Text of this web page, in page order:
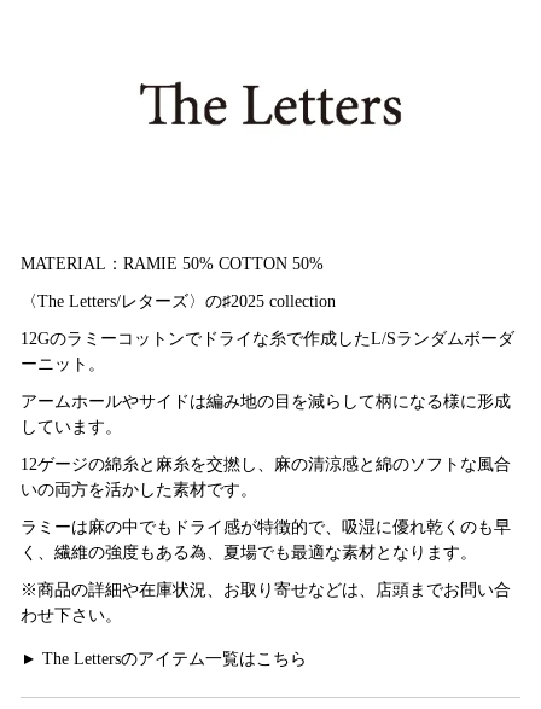
MATERIAL：RAMIE 50% COTTON 50%
〈The Letters/レターズ〉の♯2025 collection
12Gのラミーコットンでドライな糸で作成したL/Sランダムボーダ
ーニット。
アームホールやサイドは編み地の目を減らして柄になる様に形成
しています。
12ゲージの綿糸と麻糸を交撚し、麻の清涼感と綿のソフトな風合
いの両方を活かした素材です。
ラミーは麻の中でもドライ感が特徴的で、吸湿に優れ乾くのも早
く、繊維の強度もある為、夏場でも最適な素材となります。
※商品の詳細や在庫状況、お取り寄せなどは、店頭までお問い合
わせ下さい。
▲ The Lettersのアイテム一覧はこちら